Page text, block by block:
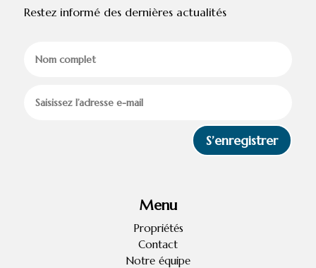
Restez informé des dernières actualités
S’enregistrer
Menu
Propriétés
Contact
Notre équipe